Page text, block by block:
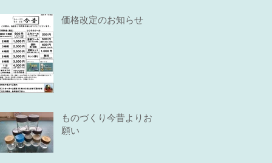
価格改定のお知らせ
ものづくり今昔よりお
願い